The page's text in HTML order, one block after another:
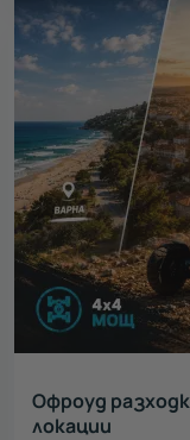
Офроуд
локации